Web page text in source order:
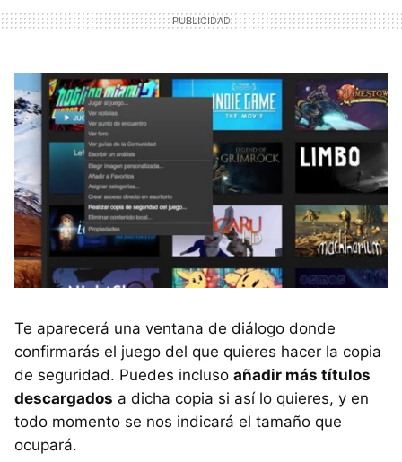
Te aparecerá una ventana de diálogo donde
confirmarás el juego del que quieres hacer la copia
de seguridad. Puedes incluso añadir más títulos
descargados a dicha copia si así lo quieres, y en
todo momento se nos indicará el tamaño que
ocupará.